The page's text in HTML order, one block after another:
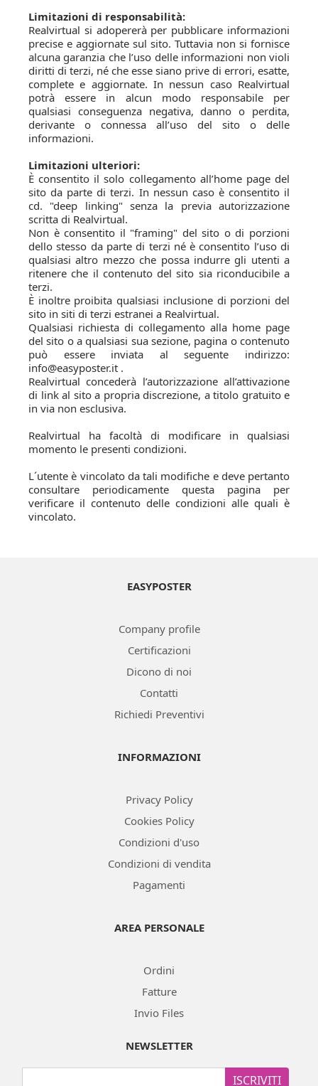
Limitazioni di responsabilità:
Realvirtual si adopererà per pubblicare informazioni
precise e aggiornate sul sito. Tuttavia non si fornisce
alcuna garanzia che l’uso delle informazioni non violi
diritti di terzi, né che esse siano prive di errori, esatte,
complete e aggiornate. In nessun caso Realvirtual
potrà essere in alcun modo responsabile per
qualsiasi conseguenza negativa, danno o perdita,
derivante o connessa all’uso del sito o delle
informazioni.
Limitazioni ulteriori:
È consentito il solo collegamento all’home page del
sito da parte di terzi. In nessun caso è consentito il
cd. "deep linking" senza la previa autorizzazione
scritta di Realvirtual.
Non è consentito il "framing" del sito o di porzioni
dello stesso da parte di terzi né è consentito l’uso di
qualsiasi altro mezzo che possa indurre gli utenti a
ritenere che il contenuto del sito sia riconducibile a
terzi.
È inoltre proibita qualsiasi inclusione di porzioni del
sito in siti di terzi estranei a Realvirtual.
Qualsiasi richiesta di collegamento alla home page
del sito o a qualsiasi sua sezione, pagina o contenuto
può essere inviata al seguente indirizzo:
info@easyposter.it .
Realvirtual concederà l’autorizzazione all’attivazione
di link al sito a propria discrezione, a titolo gratuito e
in via non esclusiva.
Realvirtual ha facoltà di modificare in qualsiasi
momento le presenti condizioni.
L´utente è vincolato da tali modifiche e deve pertanto
consultare periodicamente questa pagina per
verificare il contenuto delle condizioni alle quali è
vincolato.
EASYPOSTER
Company profile
Certificazioni
Dicono di noi
Contatti
Richiedi Preventivi
INFORMAZIONI
Privacy Policy
Cookies Policy
Condizioni d'uso
Condizioni di vendita
Pagamenti
AREA PERSONALE
Ordini
Fatture
Invio Files
NEWSLETTER
ISCRIVITI